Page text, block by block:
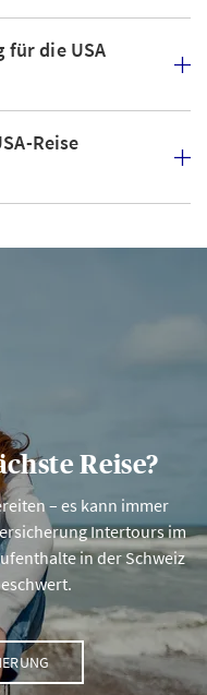
für die USA
Reise
Reise?
– es kann immer
Intertours im
in der Schweiz